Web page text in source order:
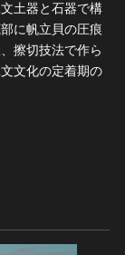
土器と石器で構
に帆立貝の圧痕
擦切技法で作ら
文化の定着期の